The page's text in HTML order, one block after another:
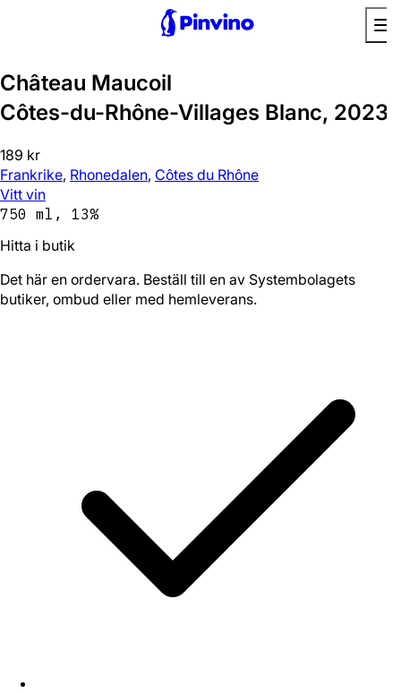
Château Maucoil
Côtes-du-Rhône-Villages Blanc, 2023
189 kr
Frankrike, Rhonedalen, Côtes du Rhône
Vitt vin
750 ml, 13%
Hitta i butik
Det här en ordervara. Beställ till en av Systembolagets
butiker, ombud eller med hemleverans.